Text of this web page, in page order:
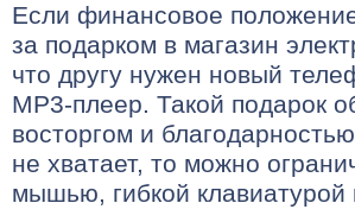
Если финансовое
за подарком в магазин
что другу нужен новый
MP3-плеер. Такой подарок
восторгом и
не хватает, то можно
мышью, гибкой клавиатурой